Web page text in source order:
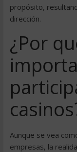
propósito,
dirección.
¿Por
Aunque se vea
empresas, la